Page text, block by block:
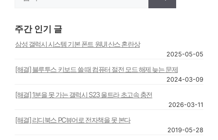
주간 인기 글
삼성 갤럭시 시스템 기본 폰트 원UI 산스 혼란상
2025-05-05
[해결] 블루투스 키보드 쓸 때 컴퓨터 절전 모드 해제 늦는 문제
2024-03-09
[해결] 1분을 못 가는 갤럭시 S23 울트라 초고속 충전
2026-03-11
[해결] 리디북스 PC뷰어로 전자책을 못 본다
2019-05-28